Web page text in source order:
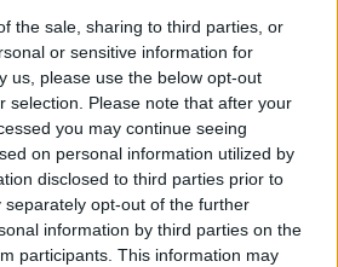
the sale, sharing to third parties, or
or sensitive information for
us, please use the below opt-out
selection. Please note that after your
you may continue seeing
on personal information utilized by
disclosed to third parties prior to
separately opt-out of the further
information by third parties on the
participants. This information may